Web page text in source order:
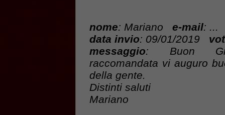
nome: Mariano e-mail: ...
data invio: 09/01/2019
messaggio: Buon
raccomandata vi auguro
della gente.
Distinti saluti
Mariano